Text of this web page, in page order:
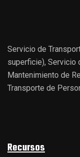
Servicio de
superficie), Servicio
Mantenimiento de
Transporte de
Recursos